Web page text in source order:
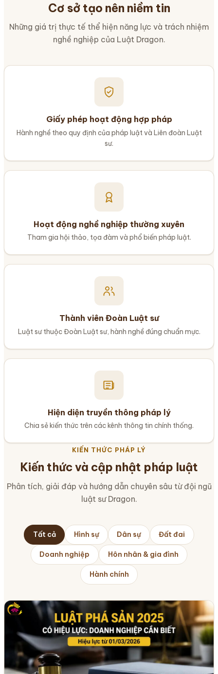
Cơ sở tạo nên niềm tin
Những giá trị thực tế thể hiện năng lực và trách nhiệm
nghề nghiệp của Luật Dragon.
Giấy phép hoạt động hợp pháp
Hành nghề theo quy định của pháp luật và Liên đoàn Luật
sư.
Hoạt động nghề nghiệp thường xuyên
Tham gia hội thảo, tọa đàm và phổ biến pháp luật.
Thành viên Đoàn Luật sư
Luật sư thuộc Đoàn Luật sư, hành nghề đúng chuẩn mực.
Hiện diện truyền thông pháp lý
Chia sẻ kiến thức trên các kênh thông tin chính thống.
KIẾN THỨC PHÁP LÝ
Kiến thức và cập nhật pháp luật
Phân tích, giải đáp và hướng dẫn chuyên sâu từ đội ngũ
luật sư Dragon.
Tất cả Hình sự Dân sự Đất đai
Doanh nghiệp Hôn nhân & gia đình
Hành chính